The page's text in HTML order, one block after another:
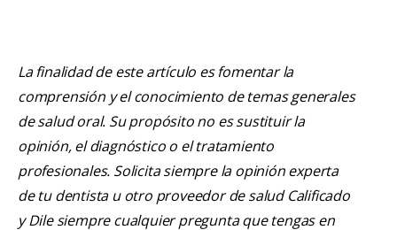
La finalidad de este artículo es fomentar la
comprensión y el conocimiento de temas generales
de salud oral. Su propósito no es sustituir la
opinión, el diagnóstico o el tratamiento
profesionales. Solicita siempre la opinión experta
de tu dentista u otro proveedor de salud Calificado
y Dile siempre cualquier pregunta que tengas en